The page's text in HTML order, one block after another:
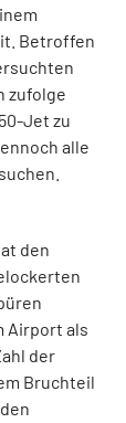
Betroffen
zufolge
Jet zu
alle
den
Airport als
der
Bruchteil